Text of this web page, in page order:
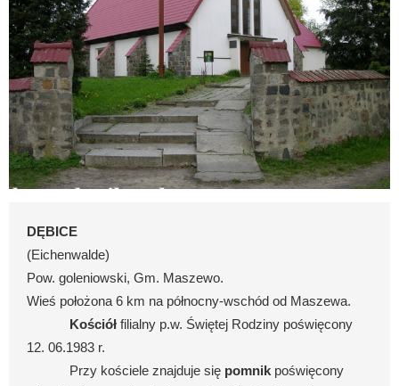
DĘBICE
(Eichenwalde)
Pow. goleniowski, Gm. Maszewo.
Wieś położona 6 km na północny-wschód od Maszewa.
Kościół filialny p.w. Świętej Rodziny poświęcony
12. 06.1983 r.
Przy kościele znajduje się pomnik poświęcony